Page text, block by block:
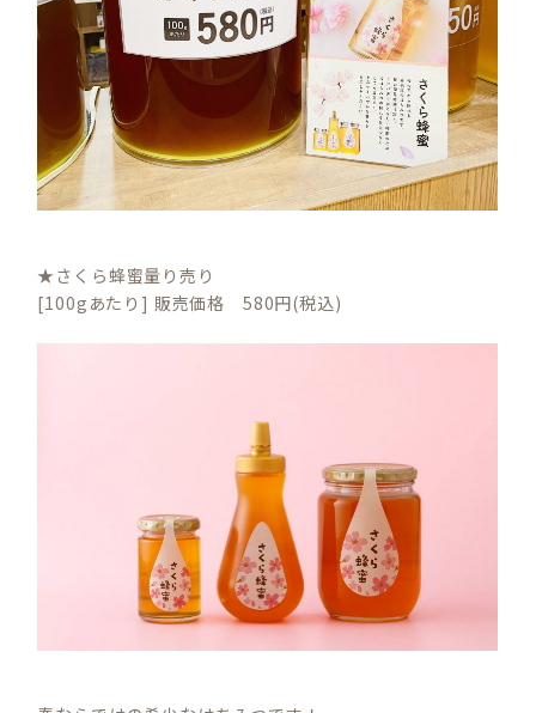
★さくら蜂蜜量り売り
[100gあたり] 販売価格 580円(税込)